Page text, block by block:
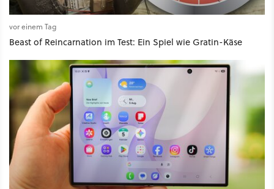
vor einem Tag
Beast of Reincarnation im Test: Ein Spiel wie Gratin-Käse